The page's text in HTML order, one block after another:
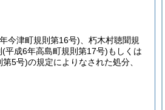
今津町規則第16号) 、朽木村聴聞規
(平成6年高島町規則第17号)もしくは
第5号)の規定によりなされた処分、